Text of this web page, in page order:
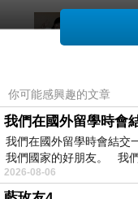
2026-06-
卻藏著潮湧
向我的文字
發出淺顯易動的
在你沉默的時候
一路奔向心嚮往的
唱出悠悠長河
你可能感興趣的文章
我們在國外留學時會結交
我們國家的好朋友。 我
2026-08-06